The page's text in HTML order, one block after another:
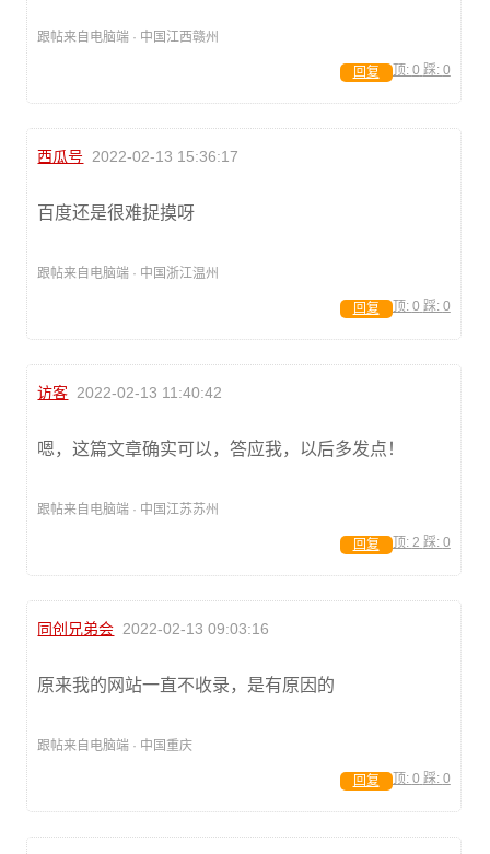
跟帖来自电脑端 · 中国江西赣州
顶: 0 踩: 0
回复
西瓜号 2022-02-13 15:36:17
百度还是很难捉摸呀
跟帖来自电脑端 · 中国浙江温州
顶: 0 踩: 0
回复
访客 2022-02-13 11:40:42
嗯，这篇文章确实可以，答应我，以后多发点！
跟帖来自电脑端 · 中国江苏苏州
顶: 2 踩: 0
回复
同创兄弟会 2022-02-13 09:03:16
原来我的网站一直不收录，是有原因的
跟帖来自电脑端 · 中国重庆
顶: 0 踩: 0
回复